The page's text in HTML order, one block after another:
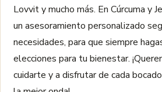
Lovvit y mucho más. En Cúrcuma y
un asesoramiento personalizado
necesidades, para que siempre
elecciones para tu bienestar.
cuidarte y a disfrutar de cada